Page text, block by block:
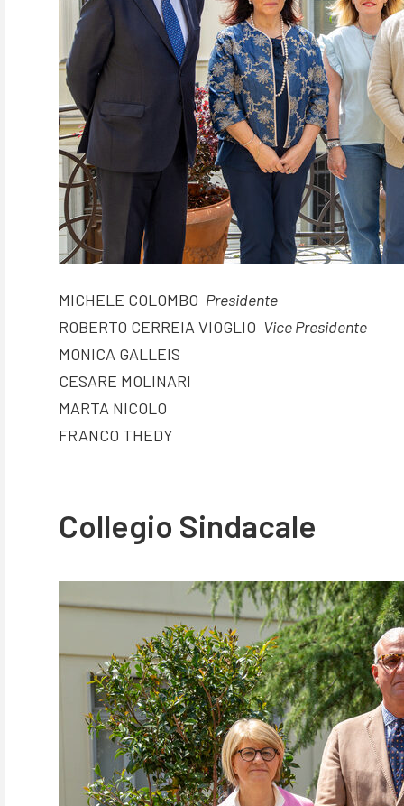
MICHELE COLOMBO Presidente
ROBERTO CERREIA VIOGLIO Vice Presidente
MONICA GALLEIS
CESARE MOLINARI
MARTA NICOLO
FRANCO THEDY
Collegio Sindacale